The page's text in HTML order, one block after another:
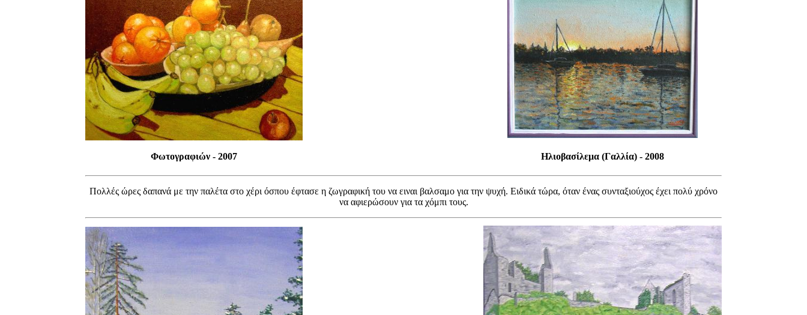
Φωτογραφιών - 2007 Ηλιοβασίλεμα (Γαλλία) - 2008
Πολλές ώρες δαπανά με την παλέτα στο χέρι όσπου έφτασε η ζωγραφική του να ειναι βαλσαμο για την ψυχή. Ειδικά τώρα, όταν ένας συνταξιούχος έχει πολύ χρόνο
να αφιερώσουν για τα χόμπι τους.